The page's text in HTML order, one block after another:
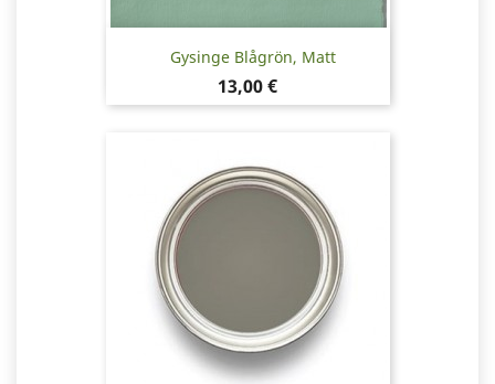
Gysinge Blågrön, Matt
Pris
13,00 €